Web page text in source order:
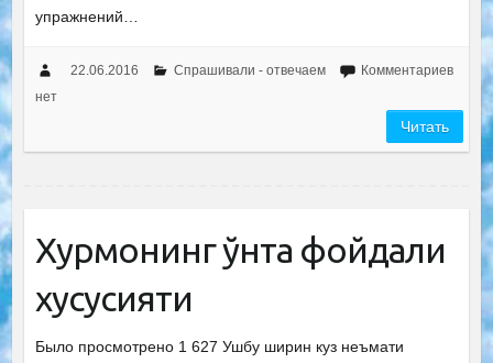
упражнений…
22.06.2016 Спрашивали - отвечаем
Комментариев
нет
Читать
Хурмонинг ўнта фойдали
хусусияти
Было просмотрено 1 627 Ушбу ширин куз неъмати